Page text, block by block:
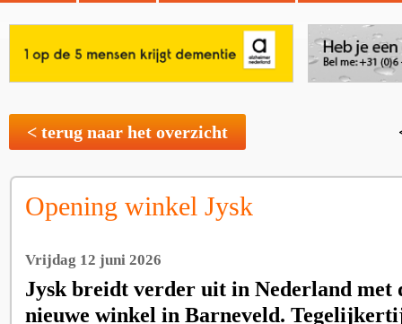
< terug naar het overzicht
Opening winkel Jysk
Vrijdag 12 juni 2026
Jysk breidt verder uit in Nederland met
nieuwe winkel in Barneveld.